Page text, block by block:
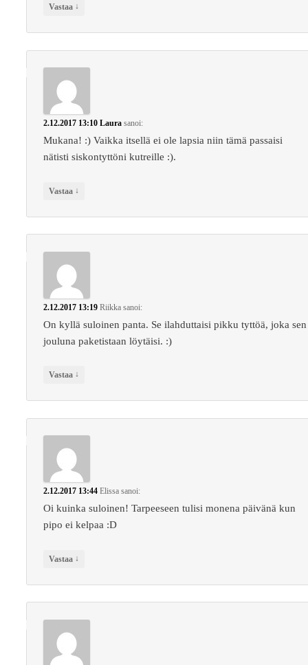
Vastaa ↓
2.12.2017 13:10 Laura sanoi:
Mukana! :) Vaikka itsellä ei ole lapsia niin tämä passaisi
nätisti siskontyttöni kutreille :).
Vastaa ↓
2.12.2017 13:19 Riikka sanoi:
On kyllä suloinen panta. Se ilahduttaisi pikku tyttöä, joka sen
jouluna paketistaan löytäisi. :)
Vastaa ↓
2.12.2017 13:44 Elissa sanoi:
Oi kuinka suloinen! Tarpeeseen tulisi monena päivänä kun
pipo ei kelpaa :D
Vastaa ↓